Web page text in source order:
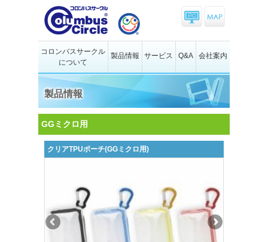
コロンバスサークル
について
製品情報 サービス Q&A 会社案内
製品情報
GGミクロ用
クリアTPUポーチ(GGミクロ用)